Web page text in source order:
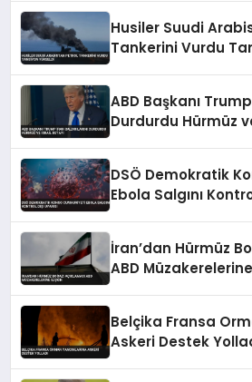
Husiler Suudi
Tankerini Vurdu
ABD Başkanı Trump
Durdurdu Hürmüz
DSÖ Demokratik
Ebola Salgını
İran’dan Hürmüz
ABD
Belçika Fransa
Askeri Destek